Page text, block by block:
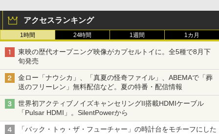
アクセスランキング
1時間 24時間 1週間 1カ月
東映の歴代オープニング映像がカプセルトイに。全5種で8月下
旬発売
金ロー「ナウシカ」、「真夏の怪奇ファイル」、ABEMAで「葬
送のフリーレン」無料配信など。夏の特番・配信情報
世界初アクティブノイズキャンセリングII搭載HDMIケーブル
「Pulsar HDMI」。SilentPowerから
「バック・トゥ・ザ・フューチャー」の時計台をモチーフにした